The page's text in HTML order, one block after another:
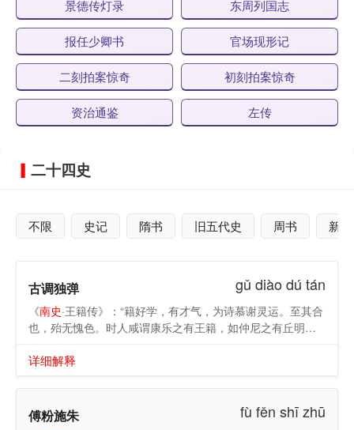
景德传灯录 东周列国志
报任少卿书 官场现形记
二刻拍案惊奇 初刻拍案惊奇
资治通鉴 左传
二十四史
不限 史记 隋书 旧五代史 周书 新
古调独弹 gǔ diào dú tán
《南史·王籍传》：“籍好学，有才气，为诗慕谢灵运。至其合
也，殆无愧色。时人咸谓康乐之有王籍，如仲尼之有丘明，
详细解释
傅粉施朱 fù fěn shī zhū